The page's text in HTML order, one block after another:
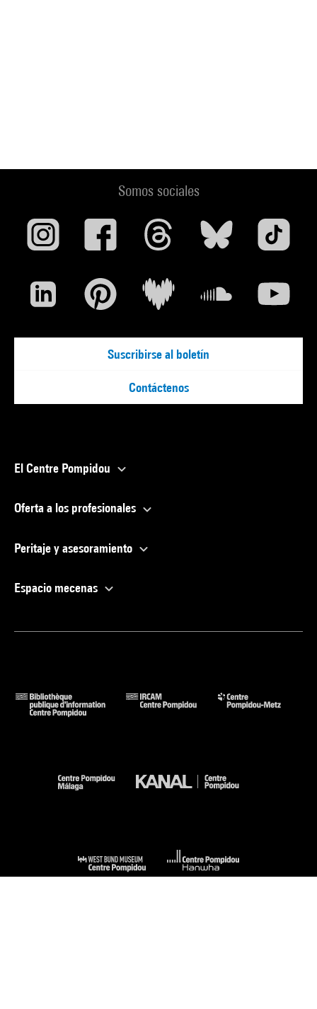
Somos sociales
Suscribirse al boletín
Contáctenos
El Centre Pompidou
Oferta a los profesionales
Peritaje y asesoramiento
Espacio mecenas